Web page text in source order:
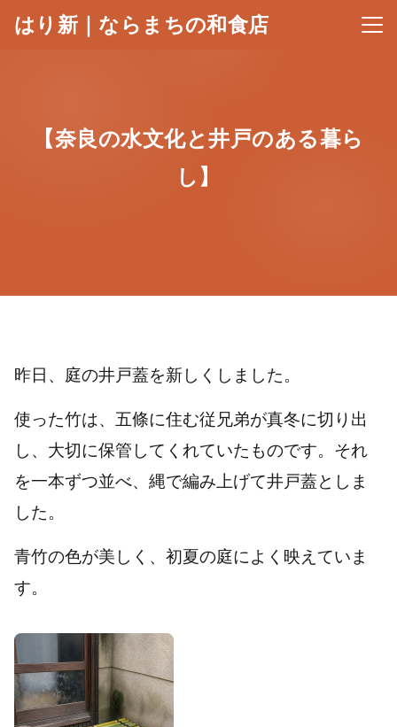
はり新｜ならまちの和食店 メニ
【奈良の水文化と井戸のある暮ら
し】
昨日、庭の井戸蓋を新しくしました。
使った竹は、五條に住む従兄弟が真冬に切り出
し、大切に保管してくれていたものです。それ
を一本ずつ並べ、縄で編み上げて井戸蓋としま
した。
青竹の色が美しく、初夏の庭によく映えていま
す。